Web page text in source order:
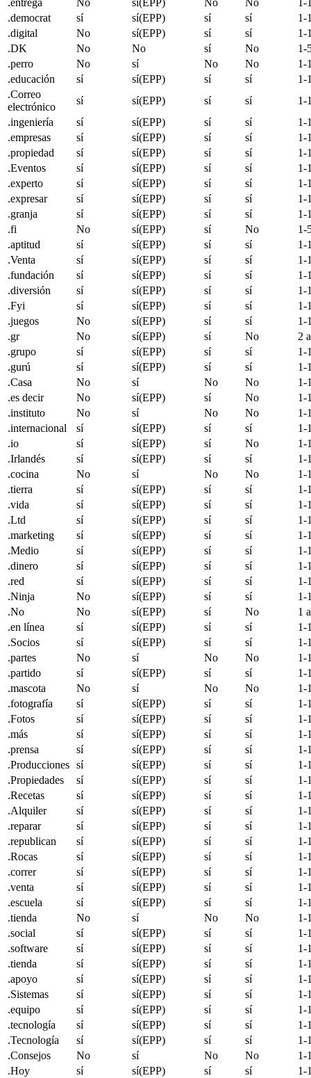
.entrega No sí(EPP) No No
.democrat sí sí(EPP) sí sí
1-
.digital
No sí(EPP) sí sí
1-
.DK
No No sí No
1-
.perro
No sí No No
1-
.educación
sí sí(EPP) sí sí
1-
.Correo
electrónico
sí sí(EPP) sí sí
1-
.ingeniería
sí sí(EPP) sí sí
1-
.empresas
sí sí(EPP) sí sí
1-
.propiedad
sí sí(EPP) sí sí
1-
.Eventos
sí sí(EPP) sí sí
1-
.experto
sí sí(EPP) sí sí
1-
.expresar
sí sí(EPP) sí sí
1-
.granja
sí sí(EPP) sí sí
1-
.fi
No sí(EPP) sí No
1-
.aptitud
sí sí(EPP) sí sí
1-
.Venta
sí sí(EPP) sí sí
1-
.fundación
sí sí(EPP) sí sí
1-
.diversión
sí sí(EPP) sí sí
1-
.Fyi
sí sí(EPP) sí sí
1-
.juegos
No sí(EPP) sí sí
1-
.gr
No sí(EPP) sí No
2
.grupo
sí sí(EPP) sí sí
1-
.gurú
sí sí(EPP) sí sí
1-
.Casa
No sí No No
1-
.es decir
No sí(EPP) sí No
1-
.instituto
No sí No No
1-
.internacional
sí sí(EPP) sí sí
1-
.io sí sí(EPP) sí No
1-
.Irlandés
sí sí(EPP) sí sí
1-
.cocina
No sí No No
1-
.tierra
sí sí(EPP) sí sí
1-
.vida
sí sí(EPP) sí sí
1-
.Ltd
sí sí(EPP) sí sí
1-
.marketing
sí sí(EPP) sí sí
1-
.Medio
sí sí(EPP) sí sí
1-
.dinero
sí sí(EPP) sí sí
1-
.red
sí sí(EPP) sí sí
1-
.Ninja
No sí(EPP) sí sí
1-
.No
No sí(EPP) sí No
1
.en línea
sí sí(EPP) sí sí
1-
.Socios
sí sí(EPP) sí sí
1-
.partes
No sí No No
1-
.partido
sí sí(EPP) sí sí
1-
.mascota
No sí No No
1-
.fotografía
sí sí(EPP) sí sí
1-
.Fotos
sí sí(EPP) sí sí
1-
.más
sí sí(EPP) sí sí
1-
.prensa
sí sí(EPP) sí sí
1-
.Producciones sí sí(EPP) sí sí
1-
.Propiedades
sí sí(EPP) sí sí
1-
.Recetas
sí sí(EPP) sí sí
1-
.Alquiler
sí sí(EPP) sí sí
1-
.reparar
sí sí(EPP) sí sí
1-
.republican sí sí(EPP) sí sí
1-
.Rocas
sí sí(EPP) sí sí
1-
.correr
sí sí(EPP) sí sí
1-
.venta
sí sí(EPP) sí sí
1-
.escuela
sí sí(EPP) sí sí
1-
.tienda
No sí No No
1-
.social
sí sí(EPP) sí sí
1-
.software
sí sí(EPP) sí sí
1-
.tienda
sí sí(EPP) sí sí
1-
.apoyo
sí sí(EPP) sí sí
1-
.Sistemas
sí sí(EPP) sí sí
1-
.equipo
sí sí(EPP) sí sí
1-
.tecnología
sí sí(EPP) sí sí
1-
.Tecnología
sí sí(EPP) sí sí
1-
.Consejos
No sí No No
1-
.Hoy
sí sí(EPP) sí sí
1-